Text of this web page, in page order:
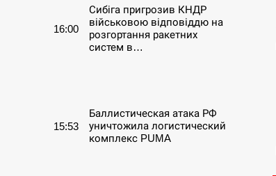
16:00
Сибіга пригрозив КНДР
військовою відповіддю на
розгортання ракетних
систем в…
15:53
Баллистическая атака РФ
уничтожила логистический
комплекс PUMA